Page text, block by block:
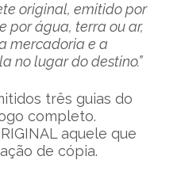
original, emitido por
por água, terra ou ar,
mercadoria e a
no lugar do destino.”
três guias do
completo.
aquele que
de cópia.